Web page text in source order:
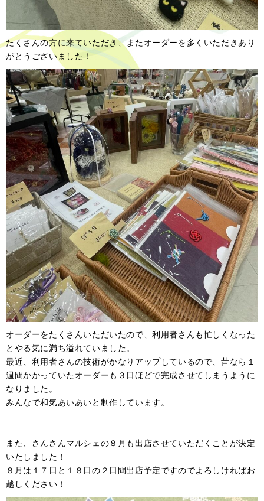
たくさんの方に来ていただき、またオーダーを多くいただきあり
がとうございました！
オーダーをたくさんいただいたので、利用者さんも忙しくなった
とやる気に満ち溢れていました。
最近、利用者さんの技術がかなりアップしているので、昔なら１
週間かかっていたオーダーも３日ほどで完成させてしまうように
なりました。
みんなで和気あいあいと制作しています。
また、さんさんマルシェの８月も出店させていただくことが決定
いたしました！
８月は１７日と１８日の２日間出店予定ですのでよろしければお
越しください！